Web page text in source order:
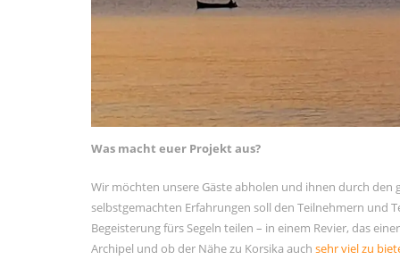
Was macht euer Projekt aus?
Wir möchten unsere Gäste abholen und ihnen durch den
selbstgemachten Erfahrungen soll den Teilnehmern und
Begeisterung fürs Segeln teilen – in einem Revier, das
Archipel und ob der Nähe zu Korsika auch sehr viel zu